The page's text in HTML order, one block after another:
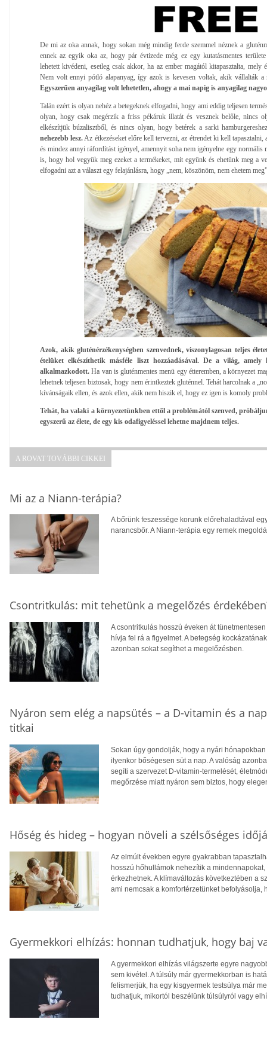
De mi az oka annak, hogy sokan még mindig ferde szemmel néznek a
ennek az egyik oka az, hogy pár évtizede még ez egy kutatásmentes
lehetett kivédeni, esetleg csak akkor, ha az ember magától kitapasztalta,
Nem volt ennyi pótló alapanyag, így azok is kevesen voltak, akik vállalták a
Egyszerűen anyagilag volt lehetetlen, ahogy a mai napig is anyagilag
Talán ezért is olyan nehéz a betegeknek elfogadni, hogy ami eddig teljesen
olyan, hogy csak megérzik a friss pékáruk illatát és vesznek belőle, nincs
elkészítjük búzalisztből, és nincs olyan, hogy betérek a sarki
nehezebb lesz. Az étkezéseket előre kell tervezni, az étrendet ki kell tapasztalni,
és mindez annyi ráfordítást igényel, amennyit soha nem igényelne egy normális
is, hogy hol vegyük meg ezeket a termékeket, mit együnk és ehetünk meg a
elfogadni azt a választ egy felajánlásra, hogy „nem, köszönöm, nem ehetem
Azok, akik gluténérzékenységben szenvednek, viszonylagosan teljes
ételüket elkészíthetik másféle liszt hozzáadásával. De a világ,
alkalmazkodott.Ha van is gluténmentes menü egy étteremben, a környezet
lehetnek teljesen biztosak, hogy nem érintkeztek gluténnel. Tehát harcolnak a
kívánságaik ellen, és azok ellen, akik nem hiszik el, hogy ez igen is komoly
Tehát, ha valaki a környezetünkben ettől a problémától szenved,
egyszerű az élete, de egy kis odafigyeléssel lehetne majdnem teljes.
A ROVAT TOVÁBBI CIKKEI
Mi az a Niann-terápia?
A bőrünk feszessége korunk előrehaladtával
narancsbőr. A Niann-terápia egy remek
Csontritkulás: mit tehetünk a megelőzés
A csontritkulás hosszú éveken át
hívja fel rá a figyelmet. A betegség
azonban sokat segíthet a megelőzésben.
Nyáron sem elég a napsütés – a D-vitamin és a
titkai
Sokan úgy gondolják, hogy a nyári
ilyenkor bőségesen süt a nap. A valóság
segíti a szervezet D-vitamin-termelését,
megőrzése miatt nyáron sem biztos, hogy
Hőség és hideg – hogyan növeli a szélsőséges
Az elmúlt években egyre gyakrabban
hosszú hőhullámok nehezítik a
érkezhetnek. A klímaváltozás következtében a
ami nemcsak a komfortérzetünket
Gyermekkori elhízás: honnan tudhatjuk, hogy baj
A gyermekkori elhízás világszerte egyre
sem kivétel. A túlsúly már gyermekkorban is
felismerjük, ha egy kisgyermek testsúlya már
tudhatjuk, mikortól beszélünk túlsúlyról vagy